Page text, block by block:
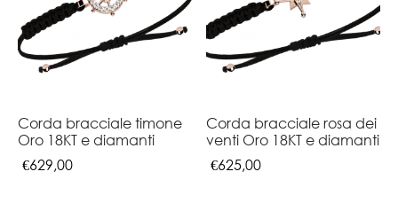
Corda bracciale timone
Oro 18KT e diamanti
€629,00
Corda bracciale rosa dei
venti Oro 18KT e diamanti
€625,00